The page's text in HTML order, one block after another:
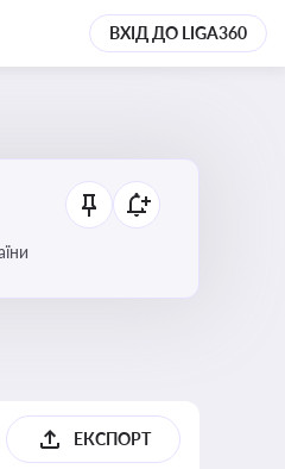
ВХІД ДО LIGA360
ЕКСПОРТ